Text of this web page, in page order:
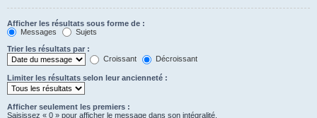
Afficher les résultats sous forme de :
Messages
Sujets
Trier les résultats par :
Croissant
Décroissant
Limiter les résultats selon leur ancienneté :
Afficher seulement les premiers :
Saisissez « 0 » pour afficher le message dans son intégralité.